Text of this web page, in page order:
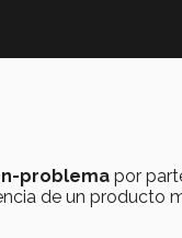
problema por
de un producto